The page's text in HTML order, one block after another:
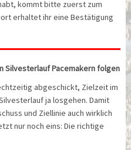
kommt bitte zuerst zum
erhaltet ihr eine Bestätigung
Silvesterlauf Pacemakern folgen
abgeschickt, Zielzeit im
ja losgehen. Damit
und Ziellinie auch wirklich
nur noch eins: Die richtige